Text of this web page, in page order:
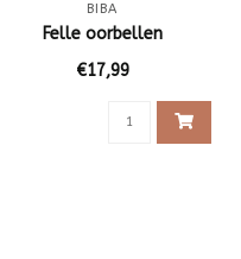
BIBA
Felle oorbellen
€17,99